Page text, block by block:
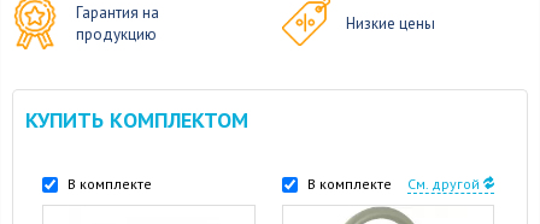
Гарантия на
продукцию
Низкие цены
КУПИТЬ КОМПЛЕКТОМ
В комплекте В комплекте См. другой